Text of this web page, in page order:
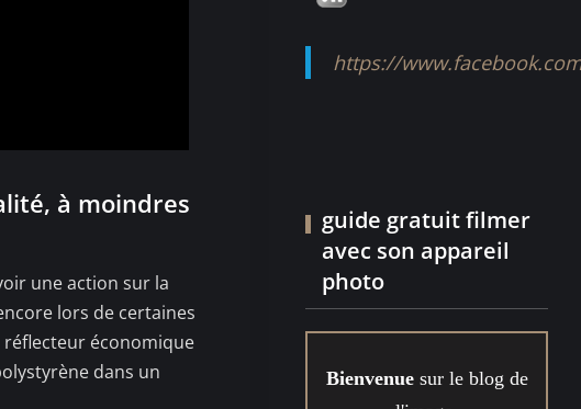
à moindres
une action sur la
lors de certaines
réflecteur économique
dans un
https://
guide gratuit filmer
avec son appareil
photo
Bienvenuesur le blog de